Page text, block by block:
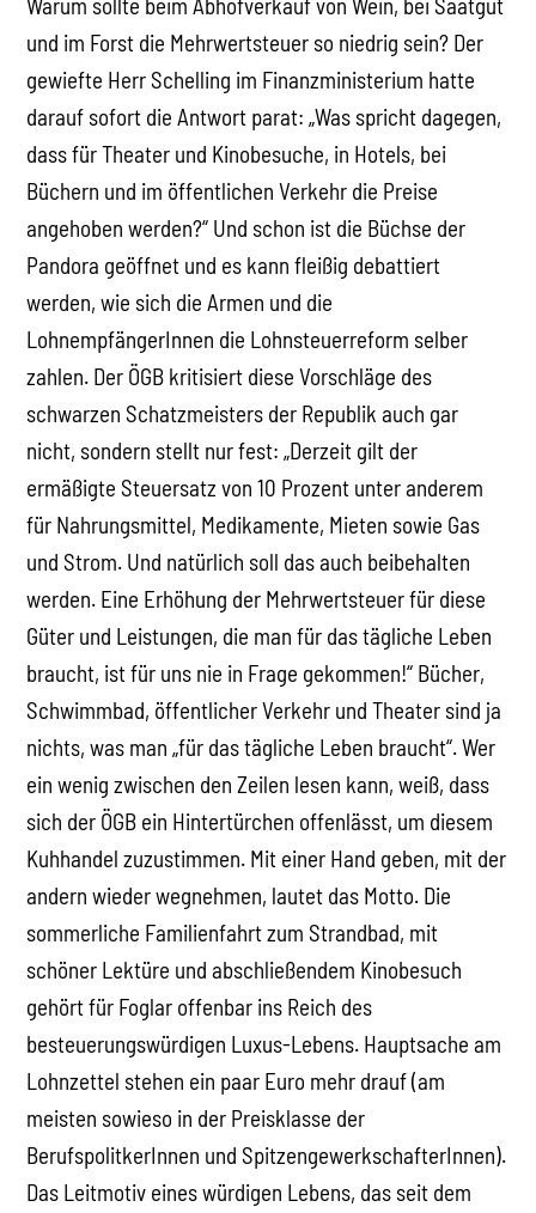
Warum sollte beim Abhofverkauf von Wein, bei Saatgut
und im Forst die Mehrwertsteuer so niedrig sein? Der
gewiefte Herr Schelling im Finanzministerium hatte
darauf sofort die Antwort parat: „Was spricht dagegen,
dass für Theater und Kinobesuche, in Hotels, bei
Büchern und im öffentlichen Verkehr die Preise
angehoben werden?“ Und schon ist die Büchse der
Pandora geöffnet und es kann fleißig debattiert
werden, wie sich die Armen und die
LohnempfängerInnen die Lohnsteuerreform selber
zahlen. Der ÖGB kritisiert diese Vorschläge des
schwarzen Schatzmeisters der Republik auch gar
nicht, sondern stellt nur fest: „Derzeit gilt der
ermäßigte Steuersatz von 10 Prozent unter anderem
für Nahrungsmittel, Medikamente, Mieten sowie Gas
und Strom. Und natürlich soll das auch beibehalten
werden. Eine Erhöhung der Mehrwertsteuer für diese
Güter und Leistungen, die man für das tägliche Leben
braucht, ist für uns nie in Frage gekommen!“ Bücher,
Schwimmbad, öffentlicher Verkehr und Theater sind ja
nichts, was man „für das tägliche Leben braucht“. Wer
ein wenig zwischen den Zeilen lesen kann, weiß, dass
sich der ÖGB ein Hintertürchen offenlässt, um diesem
Kuhhandel zuzustimmen. Mit einer Hand geben, mit der
andern wieder wegnehmen, lautet das Motto. Die
sommerliche Familienfahrt zum Strandbad, mit
schöner Lektüre und abschließendem Kinobesuch
gehört für Foglar offenbar ins Reich des
besteuerungswürdigen Luxus-Lebens. Hauptsache am
Lohnzettel stehen ein paar Euro mehr drauf (am
meisten sowieso in der Preisklasse der
BerufspolitkerInnen und SpitzengewerkschafterInnen).
Das Leitmotiv eines würdigen Lebens, das seit dem